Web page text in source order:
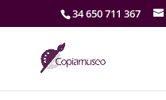
34 650 711 367